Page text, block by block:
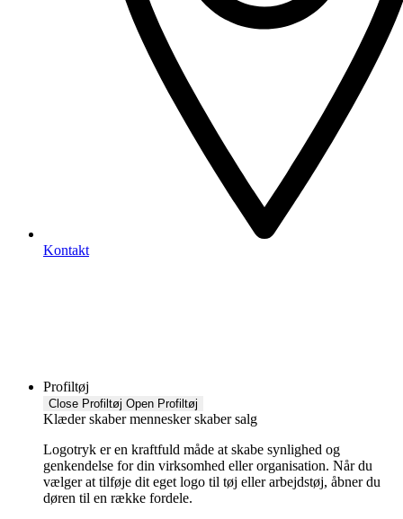
Kontakt
Profiltøj
Close Profiltøj Open Profiltøj
Klæder skaber mennesker skaber salg
Logotryk er en kraftfuld måde at skabe synlighed og
genkendelse for din virksomhed eller organisation. Når du
vælger at tilføje dit eget logo til tøj eller arbejdstøj, åbner du
døren til en række fordele.